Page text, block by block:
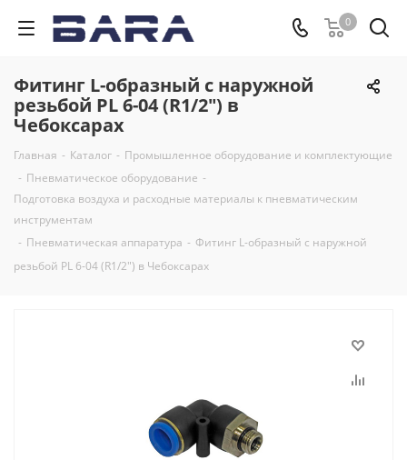
0
Фитинг L-образный с наружной
резьбой PL 6-04 (R1/2") в
Чебоксарах
Главная - Каталог - Промышленное оборудование и комплектующие
- Пневматическое оборудование -
Подготовка воздуха и расходные материалы к пневматическим
инструментам
- Пневматическая аппаратура - Фитинг L-образный с наружной
резьбой PL 6-04 (R1/2") в Чебоксарах